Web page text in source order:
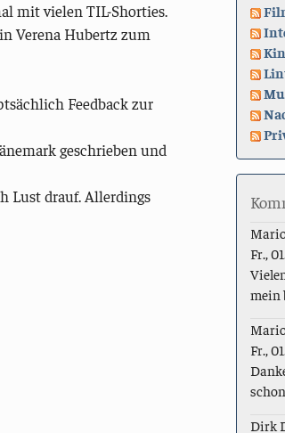
mit vielen TIL-Shorties.
Verena Hubertz zum
Feedback zur
geschrieben und
Lust drauf. Allerdings
Fr.,
mein
Fr.,
Dirk